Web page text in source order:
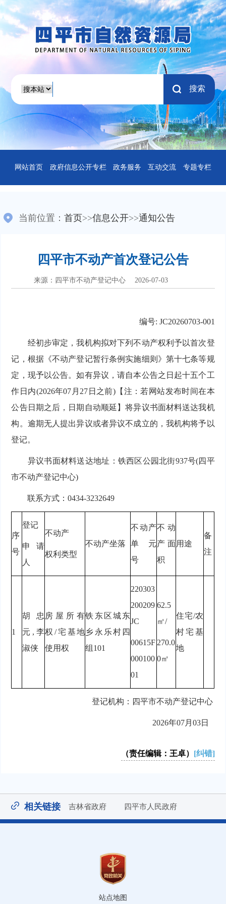
搜索
网站首页 政府信息公开专栏 政务服务 互动交流 专题专栏
当前位置：首页>>信息公开>>通知公告
四平市不动产首次登记公告
来源：四平市不动产登记中心 2026-07-03
编号: JC20260703-001
经初步审定，我机构拟对下列不动产权利予以首次登
记，根据《不动产登记暂行条例实施细则》第十七条等规
定，现予以公告。如有异议，请自本公告之日起十五个工
作日内(2026年07月27日之前)【注：若网站发布时间在本
公告日期之后，日期自动顺延】将异议书面材料送达我机
构。逾期无人提出异议或者异议不成立的，我机构将予以
登记。
异议书面材料送达地址：铁西区公园北街937号(四平
市不动产登记中心)
联系方式：0434-3232649
序
号
登记
申请
人
不动产
权利类型
不动产坐落
不动产
单元
号
不动
产面
积
用途
备
注
1
胡忠
元,李
淑侠
房屋所有
权/宅基地
使用权
铁东区城东
乡永乐村四
组101
220303
200209
JC
00615F
000100
01
62.5
㎡/
270.0
0㎡
住宅/农
村宅基
地
登记机构：四平市不动产登记中心
2026年07月03日
（责任编辑：王卓） [纠错]
相关链接 吉林省政府 四平市人民政府
站点地图